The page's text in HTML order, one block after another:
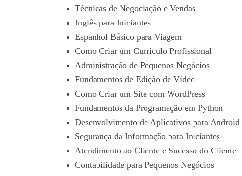
Técnicas de Negociação e Vendas
Inglês para Iniciantes
Espanhol Básico para Viagem
Como Criar um Currículo Profissional
Administração de Pequenos Negócios
Fundamentos de Edição de Vídeo
Como Criar um Site com WordPress
Fundamentos da Programação em Python
Desenvolvimento de Aplicativos para Android
Segurança da Informação para Iniciantes
Atendimento ao Cliente e Sucesso do Cliente
Contabilidade para Pequenos Negócios